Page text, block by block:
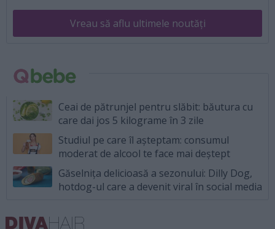
Vreau să aflu ultimele noutăți
Ceai de pătrunjel pentru slăbit: băutura cu
care dai jos 5 kilograme în 3 zile
Studiul pe care îl așteptam: consumul
moderat de alcool te face mai deștept
Găselnița delicioasă a sezonului: Dilly Dog,
hotdog-ul care a devenit viral în social media